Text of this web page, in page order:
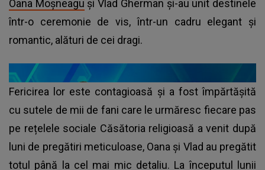
Oana Moșneagu și Vlad Gherman și-au unit destinele
într-o ceremonie de vis, într-un cadru elegant și
romantic, alături de cei dragi.
Fericirea lor este contagioasă și a fost împărtășită
cu sutele de mii de fani care le urmăresc fiecare pas
pe rețelele sociale Căsătoria religioasă a venit după
luni de pregătiri meticuloase, Oana și Vlad au pregătit
totul până la cel mai mic detaliu. La începutul lunii